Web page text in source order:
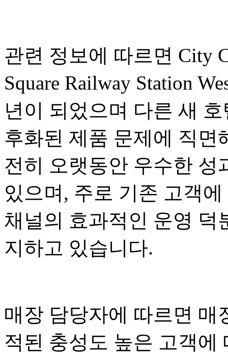
관련 정보에 따르면 City
Square Railway Station
년이 되었으며 다른 새
후화된 제품 문제에 직면
전히 오랫동안 우수한 성
있으며, 주로 기존 고객
채널의 효과적인 운영 덕
지하고 있습니다.
매장 담당자에 따르면 매
적된 충성도 높은 고객에